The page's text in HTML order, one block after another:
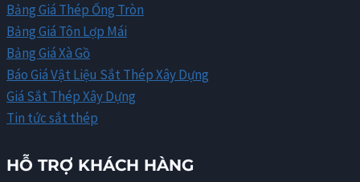
Bảng Giá Thép Ống Tròn
Bảng Giá Tôn Lợp Mái
Bảng Giá Xà Gồ
Báo Giá Vật Liệu Sắt Thép Xây Dựng
Giá Sắt Thép Xây Dựng
Tin tức sắt thép
HỖ TRỢ KHÁCH HÀNG